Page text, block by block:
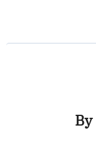
By